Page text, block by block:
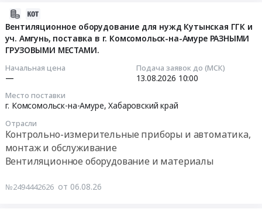
Вентиляционное оборудование для нужд Кутынская ГГК и
уч. Амгунь, поставка в г. Комсомольск-на-Амуре РАЗНЫМИ
ГРУЗОВЫМИ МЕСТАМИ.
Начальная цена
—
Подача заявок до (МСК)
13.08.2026 10:00
Место поставки
г. Комсомольск-на-Амуре,Хабаровский край
Отрасли
Контрольно-измерительные приборы и автоматика,
монтаж и обслуживание
Вентиляционное оборудование и материалы
№2494442626 от 06.08.26